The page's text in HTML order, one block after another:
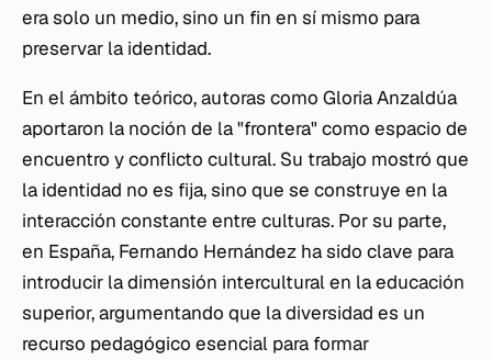
era solo un medio, sino un fin en sí mismo para
preservar la identidad.
En el ámbito teórico, autoras como Gloria Anzaldúa
aportaron la noción de la "frontera" como espacio de
encuentro y conflicto cultural. Su trabajo mostró que
la identidad no es fija, sino que se construye en la
interacción constante entre culturas. Por su parte,
en España, Fernando Hernández ha sido clave para
introducir la dimensión intercultural en la educación
superior, argumentando que la diversidad es un
recurso pedagógico esencial para formar